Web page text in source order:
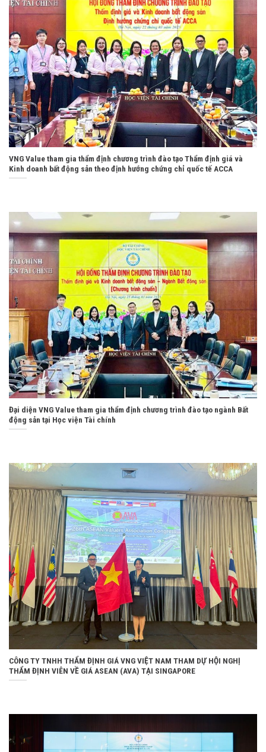
VNG Value tham gia thẩm định chương trình đào tạo Thẩm định giá và
Kinh doanh bất động sản theo định hướng chứng chỉ quốc tế ACCA
Đại diện VNG Value tham gia thẩm định chương trình đào tạo ngành Bất
động sản tại Học viện Tài chính
CÔNG TY TNHH THẨM ĐỊNH GIÁ VNG VIỆT NAM THAM DỰ HỘI NGHỊ
THẨM ĐỊNH VIÊN VỀ GIÁ ASEAN (AVA) TẠI SINGAPORE